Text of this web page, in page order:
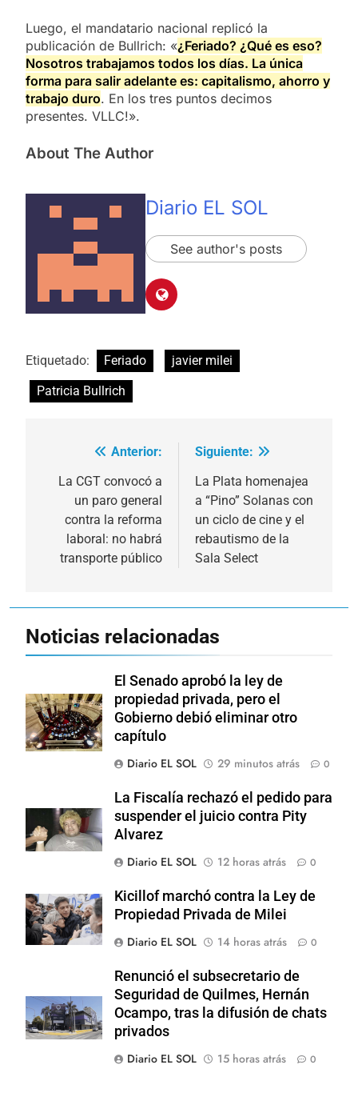
Luego, el mandatario nacional replicó la
publicación de Bullrich: «¿Feriado? ¿Qué es eso?
Nosotros trabajamos todos los días. La única
forma para salir adelante es: capitalismo, ahorro y
trabajo duro. En los tres puntos decimos
presentes. VLLC!».
About The Author
Diario EL SOL
See author's posts
Etiquetado: Feriado
javier milei
Patricia Bullrich
Navegación
de
entradas
Anterior:
La CGT convocó a
un paro general
contra la reforma
laboral: no habrá
transporte público
Siguiente:
La Plata homenajea
a “Pino” Solanas con
un ciclo de cine y el
rebautismo de la
Sala Select
Noticias relacionadas
El Senado aprobó la ley de
propiedad privada, pero el
Gobierno debió eliminar otro
capítulo
Diario EL SOL
29 minutos atrás 0
La Fiscalía rechazó el pedido para
suspender el juicio contra Pity
Alvarez
Diario EL SOL
12 horas atrás 0
Kicillof marchó contra la Ley de
Propiedad Privada de Milei
Diario EL SOL
14 horas atrás 0
Renunció el subsecretario de
Seguridad de Quilmes, Hernán
Ocampo, tras la difusión de chats
privados
Diario EL SOL
15 horas atrás 0